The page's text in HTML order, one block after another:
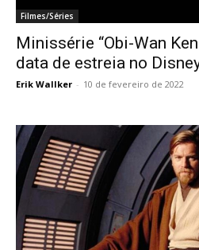
Filmes/Séries
Minissérie “Obi-Wan
data de estreia no
Erik Wallker - 10 de fevereiro de 2022